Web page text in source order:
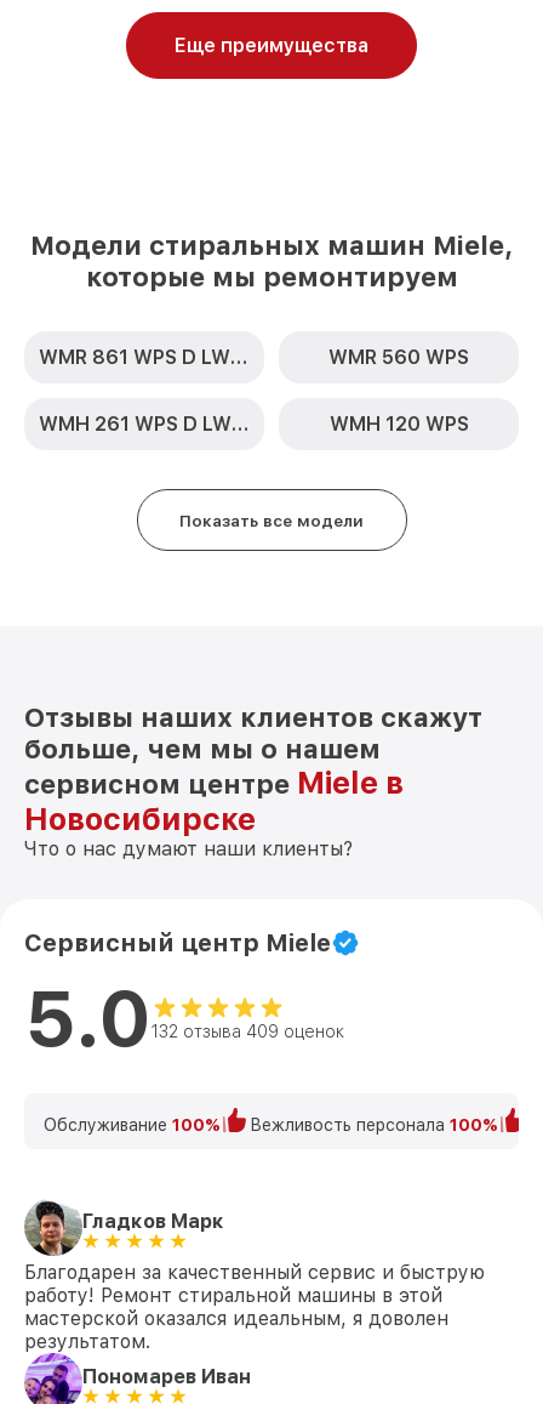
Еще преимущества
Модели стиральных машин Miele,
которые мы ремонтируем
WMR 861 WPS D LW PWash 2.0 & TDos XL WMR 560 WPS
WMH 261 WPS D LW PWash 2.0 & TDos WMH 120 WPS
Показать все модели
Отзывы наших клиентов скажут
больше, чем мы о нашем
сервисном центре Miele в
Новосибирске
Что о нас думают наши клиенты?
Сервисный центр Miele
5.0 132 отзыва 409 оценок
Обслуживание 100% Вежливость персонала 100%
Гладков Марк
Благодарен за качественный сервис и быструю
работу! Ремонт стиральной машины в этой
мастерской оказался идеальным, я доволен
результатом.
Пономарев Иван